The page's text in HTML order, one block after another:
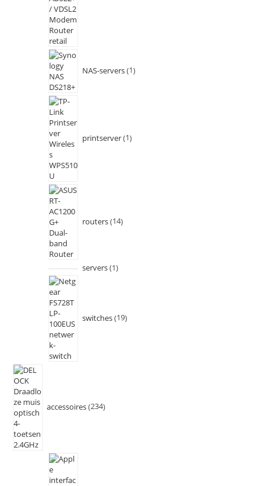
NAS-servers 1
printserver 1
routers 14
servers 1
switches 19
accessoires 234